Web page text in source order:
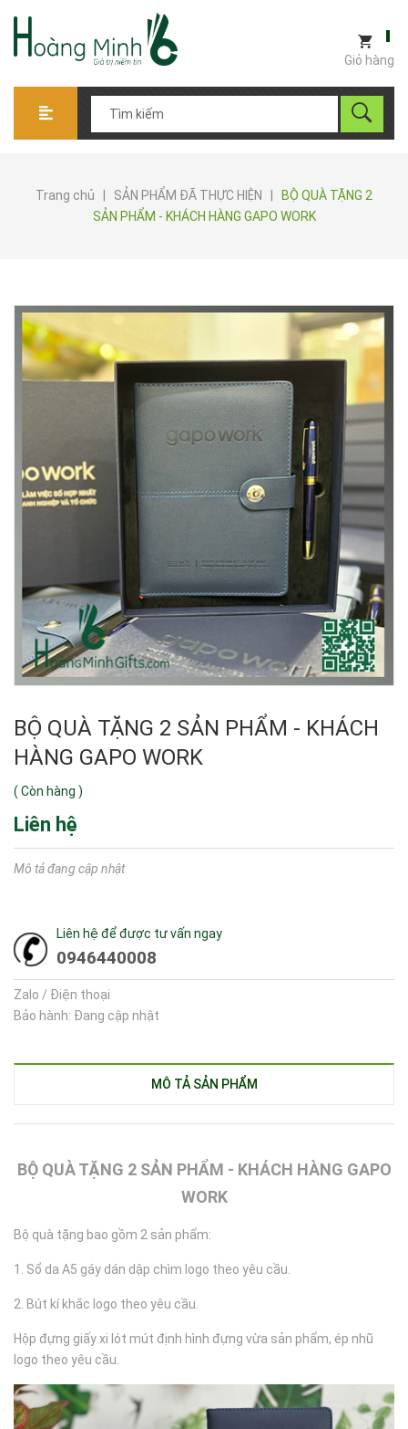
Giỏ hàng
Trang chủ SẢN PHẨM ĐÃ THỰC HIỆN
BỘ QUÀ TẶNG 2
SẢN PHẨM - KHÁCH HÀNG GAPO WORK
BỘ QUÀ TẶNG 2 SẢN PHẨM - KHÁCH
HÀNG GAPO WORK
( Còn hàng )
Liên hệ
Mô tả đang cập nhật
Liên hệ để được tư vấn ngay
0946440008
Zalo / Điện thoại
Bảo hành: Đang cập nhật
MÔ TẢ SẢN PHẨM
BỘ QUÀ TẶNG 2 SẢN PHẨM - KHÁCH HÀNG GAPO
WORK
Bộ quà tặng bao gồm 2 sản phẩm:
1. Sổ da A5 gáy dán dập chìm logo theo yêu cầu.
2. Bút kí khắc logo theo yêu cầu.
Hộp đựng giấy xi lót mút định hình đựng vừa sản phẩm, ép nhũ
logo theo yêu cầu.